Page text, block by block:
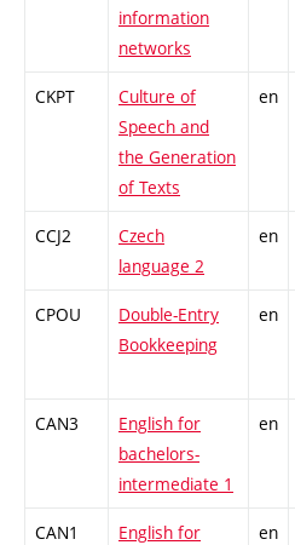
information
networks
CKPT
Culture of
Speech and
the Generation
of Texts
en
CCJ2
Czech
language 2
en
CPOU
Double-Entry
Bookkeeping
en
CAN3
English for
bachelors-
intermediate 1
en
CAN1
English for
en